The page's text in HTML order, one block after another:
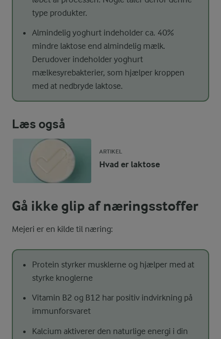
type produkter.
Almindelig yoghurt indeholder ca. 40%
mindre laktose end almindelig mælk.
Derudover indeholder yoghurt
mælkesyrebakterier, som hjælper kroppen
med at nedbryde laktose.
Læs også
ARTIKEL
Hvad er laktose
Gå ikke glip af næringsstoffer
Mejeri er en kilde til næring:
Protein styrker musklerne og hjælper med at
styrke knoglerne
Vitamin B2 og B12 har positiv indvirkning på
immunforsvaret
Kalcium aktiverer den naturlige energi i din